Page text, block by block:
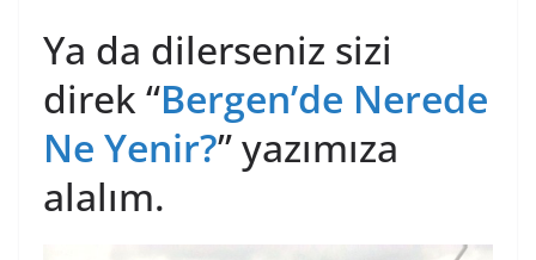
Ya da dilerseniz sizi
direk “Bergen’de Nerede
Ne Yenir?” yazımıza
alalım.